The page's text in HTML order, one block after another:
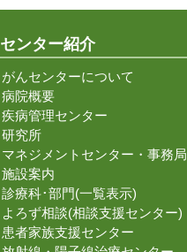
センター紹介
がんセンターについて
病院概要
疾病管理センター
研究所
マネジメントセンター・事務局
施設案内
診療科･部門(一覧表示)
よろず相談(相談支援センター)
患者家族支援センター